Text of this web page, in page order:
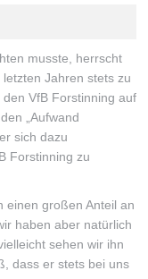
musste, herrscht
Jahren stets zu
VfB Forstinning auf
„Aufwand
sich dazu
Forstinning zu
einen großen Anteil an
haben aber natürlich
sehen wir ihn
dass er stets bei uns